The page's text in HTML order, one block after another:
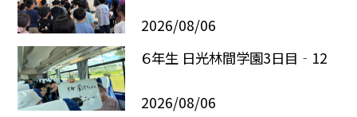
2026/08/06
６年生 日光林間学園3日目‐12
2026/08/06